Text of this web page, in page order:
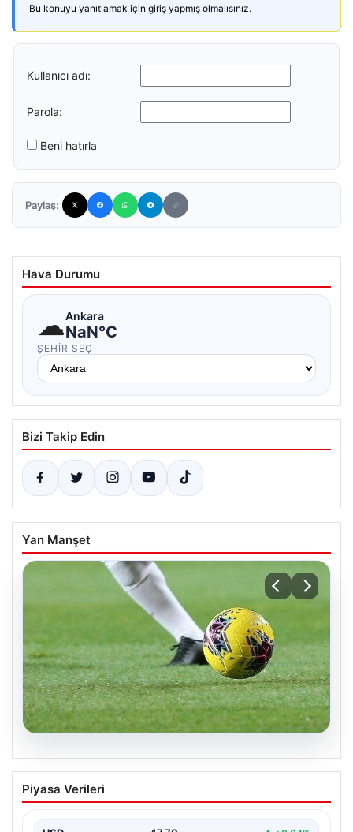
Bu konuyu yanıtlamak için giriş yapmış olmalısınız.
Kullanıcı adı:
Parola:
Beni hatırla
Paylaş:
Hava Durumu
☁Ankara
NaN°C
ŞEHIR SEÇ
Bizi Takip Edin
Yan Manşet
05.08.2026
04 Ağustos 2026 Salı Günkü Maç
Programı ve Yayın Akışları
oldukça hareketli ve heyecan verici bir…
Piyasa Verileri